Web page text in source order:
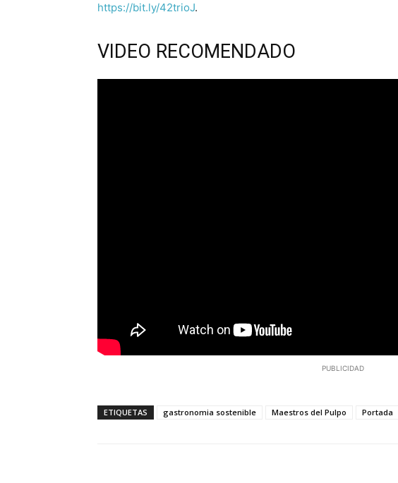
https://bit.ly/42trioJ.
VIDEO RECOMENDADO
PUBLICIDAD
ETIQUETAS gastronomia sostenible Maestros del Pulpo Portada